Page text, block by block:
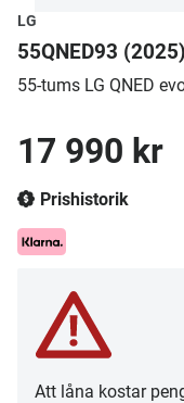
LG
55QNED93 (2025)
55-tums LG QNED
17 990 kr
Prishistorik
Att låna kostar